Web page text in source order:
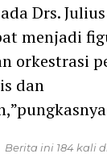
Drs.
menjadi
orkestrasi
dan
Berita ini 184 kali